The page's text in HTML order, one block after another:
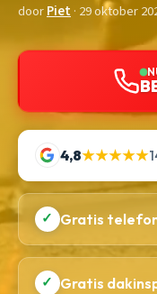
doorPiet· 29 oktober
4,8★★★★★
✓ Gratis
✓ Gratis